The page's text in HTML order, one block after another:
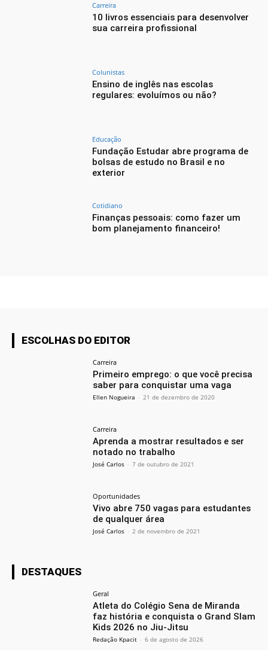
Carreira
10 livros essenciais para desenvolver
sua carreira profissional
Colunistas
Ensino de inglês nas escolas
regulares: evoluímos ou não?
Educação
Fundação Estudar abre programa de
bolsas de estudo no Brasil e no
exterior
Cotidiano
Finanças pessoais: como fazer um
bom planejamento financeiro!
ESCOLHAS DO EDITOR
Carreira
Primeiro emprego: o que você precisa
saber para conquistar uma vaga
Ellen Nogueira - 21 de dezembro de 2020
Carreira
Aprenda a mostrar resultados e ser
notado no trabalho
José Carlos - 7 de outubro de 2021
Oportunidades
Vivo abre 750 vagas para estudantes
de qualquer área
José Carlos - 2 de novembro de 2021
DESTAQUES
Geral
Atleta do Colégio Sena de Miranda
faz história e conquista o Grand Slam
Kids 2026 no Jiu-Jitsu
Redação Kpacit - 6 de agosto de 2026